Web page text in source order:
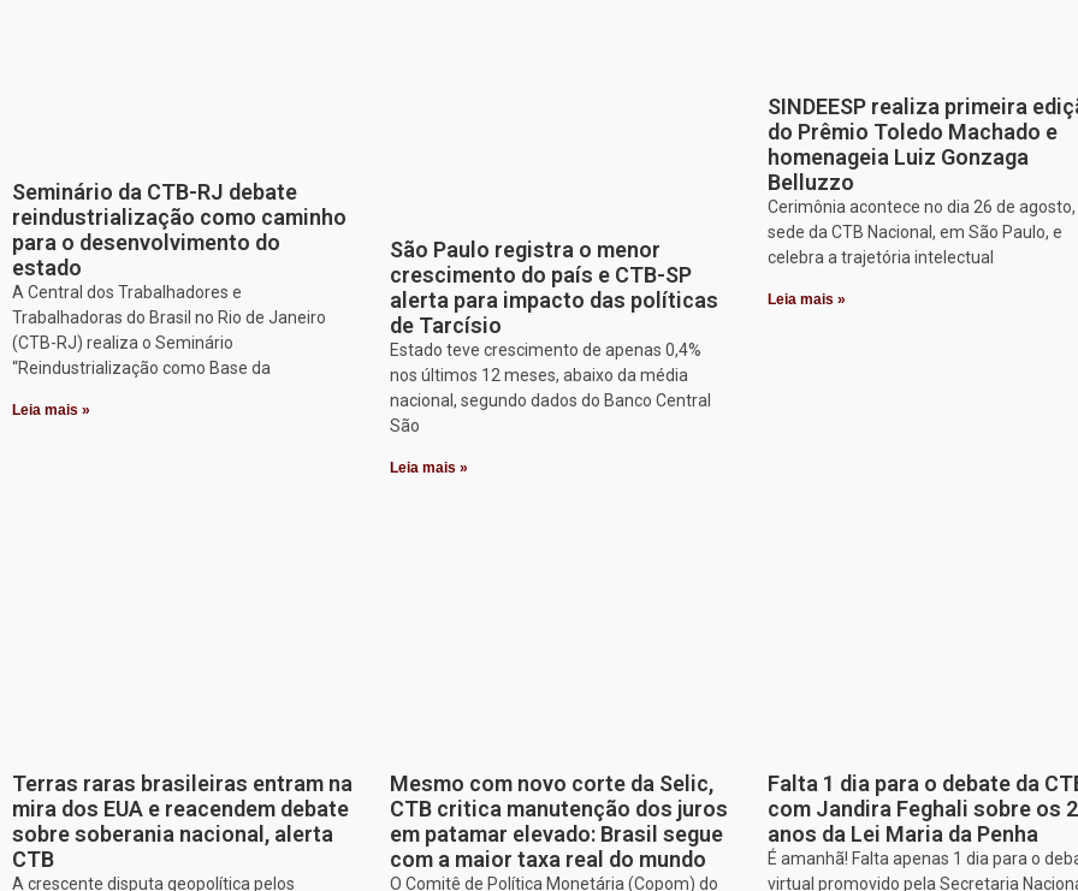
Seminário da CTB-RJ debate
reindustrialização como caminho
para o desenvolvimento do
estado
A Central dos Trabalhadores e
Trabalhadoras do Brasil no Rio de Janeiro
(CTB-RJ) realiza o Seminário
“Reindustrialização como Base da
Leia mais »
São Paulo registra o menor
crescimento do país e CTB-SP
alerta para impacto das políticas
de Tarcísio
Estado teve crescimento de apenas 0,4%
nos últimos 12 meses, abaixo da média
nacional, segundo dados do Banco Central
São
Leia mais »
SINDEESP realiza primeira
do Prêmio Toledo Machado e
homenageia Luiz Gonzaga
Belluzzo
Cerimônia acontece no dia 26 de agosto,
sede da CTB Nacional, em São Paulo, e
celebra a trajetória intelectual
Leia mais »
Terras raras brasileiras entram na
mira dos EUA e reacendem debate
sobre soberania nacional, alerta
CTB
A crescente disputa geopolítica pelos
Mesmo com novo corte da Selic,
CTB critica manutenção dos juros
em patamar elevado: Brasil segue
com a maior taxa real do mundo
O Comitê de Política Monetária (Copom) do
Falta 1 dia para o debate da
com Jandira Feghali sobre os
anos da Lei Maria da Penha
É amanhã! Falta apenas 1 dia para o
virtual promovido pela Secretaria